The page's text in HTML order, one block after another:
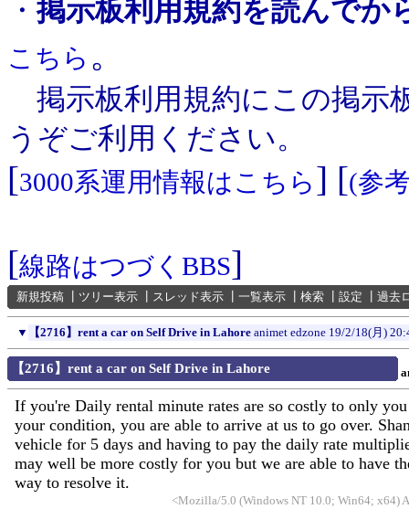
・掲示板利用規約を読んでか
こちら 。
掲示板利用規約にこの掲示
うぞご利用ください。
[3000系運用情報はこちら] [(参
[線路はつづくBBS]
新規投稿 ツリー表示 スレッド表示 一覧表示 検索 設定 過去
▼ 【2716】rent a car on Self Drive in Lahore animet edzone 19/2/18(月)
【2716】rent a car on Self Drive in Lahore
If you're Daily rental minute rates are so costly to only
your condition, you are able to arrive at us to go over.
vehicle for 5 days and having to pay the daily rate
may well be more costly for you but we are able to have
way to resolve it.
<Mozilla/5.0 (Windows NT 10.0; Win64; x64)